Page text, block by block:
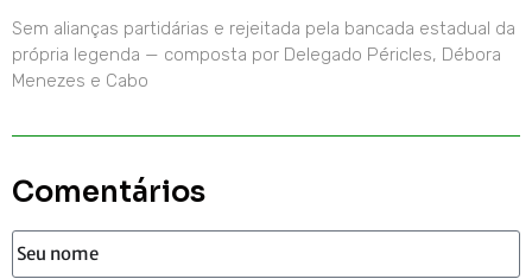
Sem alianças partidárias e rejeitada pela bancada estadual da
própria legenda — composta por Delegado Péricles, Débora
Menezes e Cabo
Comentários